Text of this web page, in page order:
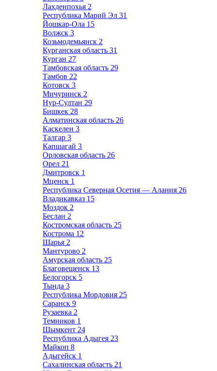
Лахденпохья 2
Республика Марий Эл 31
Йошкар-Ола 15
Волжск 3
Козьмодемьянск 2
Курганская область 31
Курган 27
Тамбовская область 29
Тамбов 22
Котовск 3
Мичуринск 2
Нур-Султан 29
Бишкек 28
Алматинская область 26
Каскелен 3
Талгар 3
Капшагай 3
Орловская область 26
Орел 21
Дмитровск 1
Мценск 1
Республика Северная Осетия — Алания 26
Владикавказ 15
Моздок 2
Беслан 2
Костромская область 25
Кострома 12
Шарья 2
Мантурово 2
Амурская область 25
Благовещенск 13
Белогорск 5
Тында 3
Республика Мордовия 25
Саранск 9
Рузаевка 2
Темников 1
Шымкент 24
Республика Адыгея 23
Майкоп 8
Адыгейск 1
Сахалинская область 21